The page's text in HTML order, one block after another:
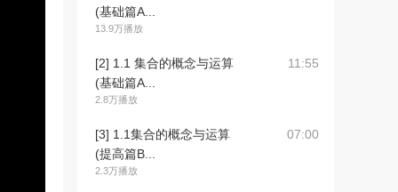
(基础篇A...
13.9万播放
[2] 1.1 集合的概念与运算
(基础篇A...
2.8万播放
11:55
[3] 1.1集合的概念与运算
(提高篇B...
2.3万播放
07:00